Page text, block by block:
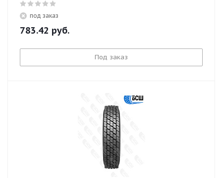
под заказ
783.42 руб.
Под заказ